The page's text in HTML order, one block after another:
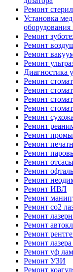
Ремонт
Установка
Ремонт
Ремонт
Ремонт
Ремонт
Диагностика
Ремонт
Ремонт
Ремонт
Ремонт
Ремонт
Ремонт
Ремонт
Ремонт
Ремонт
Ремонт
Ремонт
Ремонт
Ремонт ИВЛ
Ремонт
Ремонт co2
Ремонт
Ремонт
Ремонт
Ремонт
Ремонт уф
Ремонт УЗИ
Ремонт